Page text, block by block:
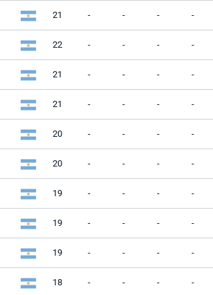
21 - - - -
22 - - - -
21 - - - -
21 - - - -
20 - - - -
20 - - - -
19 - - - -
19 - - - -
19 - - - -
18 - - - -